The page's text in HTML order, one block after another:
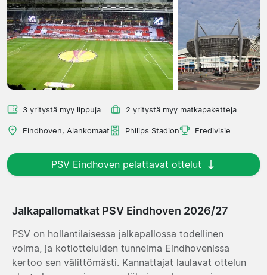
3 yritystä myy lippuja 2 yritystä myy matkapaketteja
Eindhoven, Alankomaat Philips Stadion Eredivisie
PSV Eindhoven pelattavat ottelut
Jalkapallomatkat PSV Eindhoven 2026/27
PSV on hollantilaisessa jalkapallossa todellinen
voima, ja kotiotteluiden tunnelma Eindhovenissa
kertoo sen välittömästi. Kannattajat laulavat ottelun